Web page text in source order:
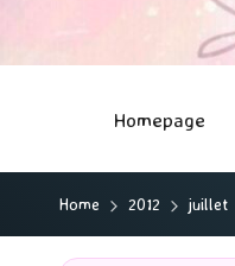
Homepage
Home 2012 juillet